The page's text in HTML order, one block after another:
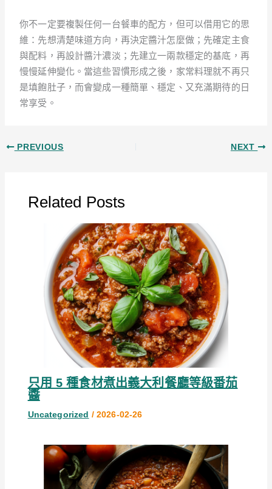
你不一定要複製任何一台餐車的配方，但可以借用它的思
維：先想清楚味道方向，再決定醬汁怎麼做；先確定主食
與配料，再設計醬汁濃淡；先建立一兩款穩定的基底，再
慢慢延伸變化。當這些習慣形成之後，家常料理就不再只
是填飽肚子，而會變成一種簡單、穩定、又充滿期待的日
常享受。
PREVIOUS NEXT
Related Posts
只用 5 種食材煮出義大利餐廳等級番茄
醬
Uncategorized / 2026-02-26